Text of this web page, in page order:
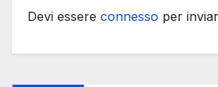
Devi essere connesso per